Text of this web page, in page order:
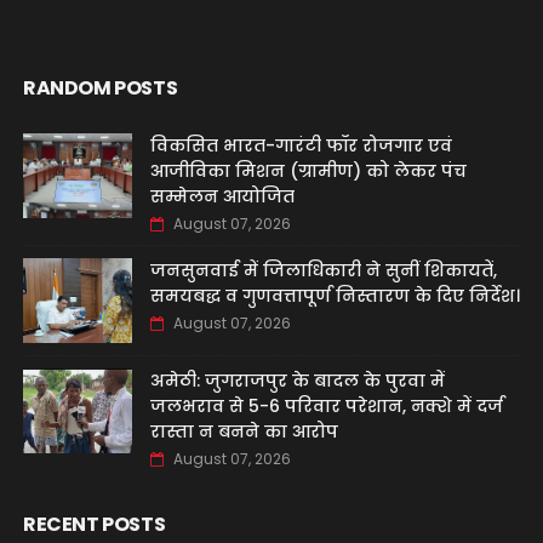
RANDOM POSTS
विकसित भारत-गारंटी फॉर रोजगार एवं
आजीविका मिशन (ग्रामीण) को लेकर पंच
सम्मेलन आयोजित
August 07, 2026
जनसुनवाई में जिलाधिकारी ने सुनीं शिकायतें,
समयबद्ध व गुणवत्तापूर्ण निस्तारण के दिए निर्देश।
August 07, 2026
अमेठी: जुगराजपुर के बादल के पुरवा में
जलभराव से 5-6 परिवार परेशान, नक्शे में दर्ज
रास्ता न बनने का आरोप
August 07, 2026
RECENT POSTS